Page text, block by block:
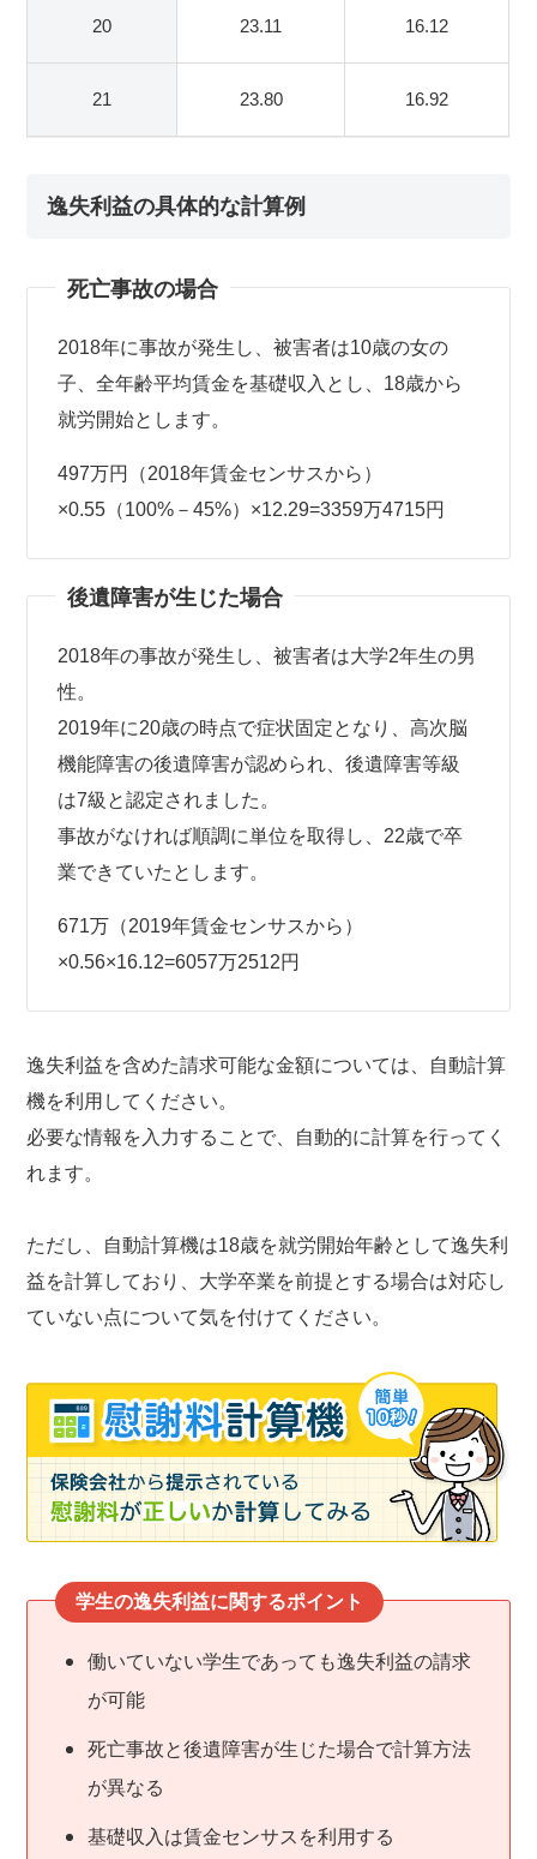
20 23.11 16.12
21 23.80 16.92
逸失利益の具体的な計算例
死亡事故の場合
2018年に事故が発生し、被害者は10歳の女の
子、全年齢平均賃金を基礎収入とし、18歳から
就労開始とします。
497万円（2018年賃金センサスから）
×0.55（100%－45%）×12.29=3359万4715円
後遺障害が生じた場合
2018年の事故が発生し、被害者は大学2年生の男
性。
2019年に20歳の時点で症状固定となり、高次脳
機能障害の後遺障害が認められ、後遺障害等級
は7級と認定されました。
事故がなければ順調に単位を取得し、22歳で卒
業できていたとします。
671万（2019年賃金センサスから）
×0.56×16.12=6057万2512円
逸失利益を含めた請求可能な金額については、自動計算
機を利用してください。
必要な情報を入力することで、自動的に計算を行ってく
れます。
ただし、自動計算機は18歳を就労開始年齢として逸失利
益を計算しており、大学卒業を前提とする場合は対応し
ていない点について気を付けてください。
学生の逸失利益に関するポイント
働いていない学生であっても逸失利益の請求
が可能
死亡事故と後遺障害が生じた場合で計算方法
が異なる
基礎収入は賃金センサスを利用する